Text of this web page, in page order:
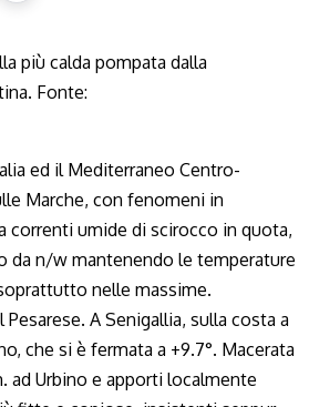
ed il Mediterraneo Centro-
Marche, con fenomeni in
umide di scirocco in quota,
da n/w mantenendo le temperature
nelle massime.
A Senigallia, sulla costa a
che si è fermata a +9.7°. Macerata
ad Urbino e apporti localmente